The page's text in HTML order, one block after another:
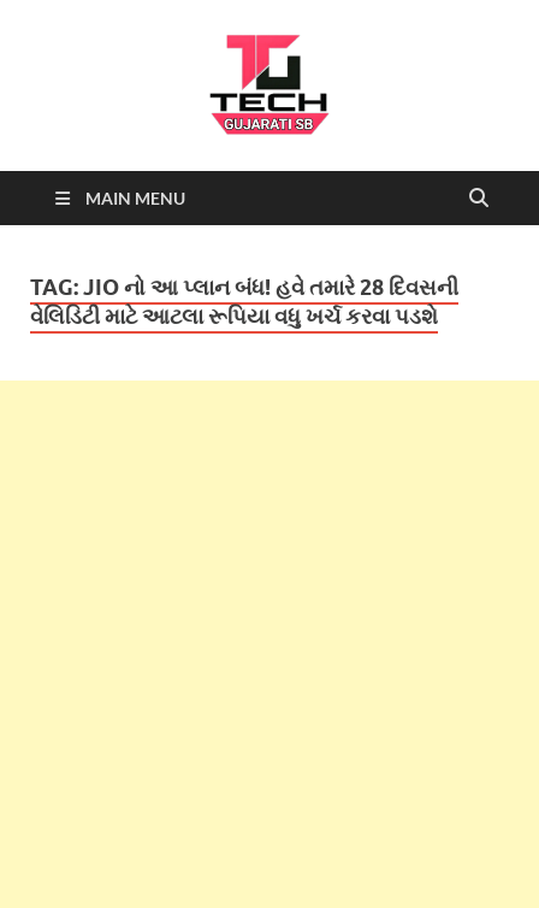
Tech
NEWS
news daily, new best tech gadgets
reviews which include mobiles,
Being a tech news site we cover …
MAIN MENU
TAG:JIO નો આ પ્લાન બંધ! હવે તમારે 28 દિવસની
વેલિડિટી માટે આટલા રૂપિયા વધુ ખર્ચ કરવા પડશે